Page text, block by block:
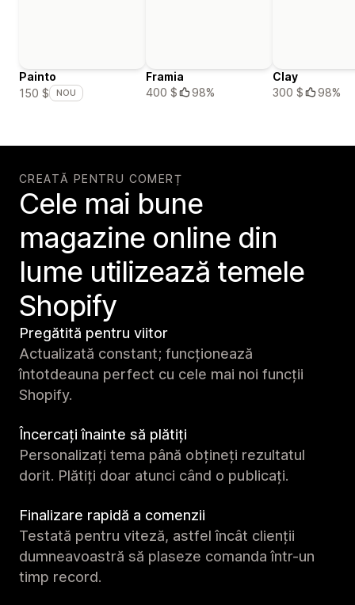
Painto
150 $
NOU
Framia
400 $
98%
Clay
300 $
98%
CREATĂ PENTRU COMERȚ
Cele mai bune
magazine online din
lume utilizează temele
Shopify
Pregătită pentru viitor
Actualizată constant; funcționează
întotdeauna perfect cu cele mai noi funcții
Shopify.
Încercați înainte să plătiți
Personalizați tema până obțineți rezultatul
dorit. Plătiți doar atunci când o publicați.
Finalizare rapidă a comenzii
Testată pentru viteză, astfel încât clienții
dumneavoastră să plaseze comanda într-un
timp record.